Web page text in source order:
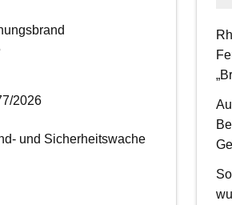
2026
und Sicherheitswache